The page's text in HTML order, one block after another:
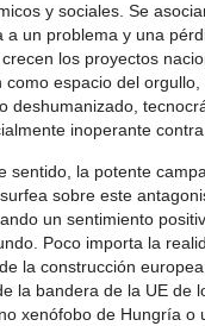
y sociales. Se
a un problema y una
los proyectos
como espacio del
deshumanizado,
inoperante
sentido, la potente
sobre este
un sentimiento
Poco importa la
la construcción
la bandera de la UE de
xenófobo de Hungría o